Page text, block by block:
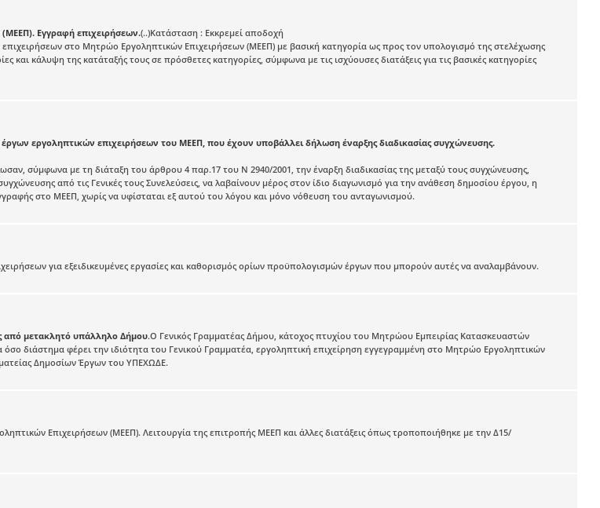
Εγγραφή επιχειρήσεων.(..)Κατάσταση : Εκκρεμεί αποδοχή
στο Μητρώο Εργοληπτικών Επιχειρήσεων (ΜΕΕΠ) με βασική κατηγορία ως προς τον υπολογισμό της στελέχωσης
και κάλυψη της κατάταξής τους σε πρόσθετες κατηγορίες, σύμφωνα με τις ισχύουσες διατάξεις για τις βασικές κατηγορίες
εργοληπτικών επιχειρήσεων του ΜΕΕΠ, που έχουν υποβάλλει δήλωση έναρξης διαδικασίας συγχώνευσης.
σύμφωνα με τη διάταξη του άρθρου 4 παρ.17 του Ν 2940/2001, την έναρξη διαδικασίας της μεταξύ τους συγχώνευσης,
από τις Γενικές τους Συνελεύσεις, να λαβαίνουν μέρος στον ίδιο διαγωνισμό για την ανάθεση δημοσίου έργου, η
στο ΜΕΕΠ, χωρίς να υφίσταται εξ αυτού του λόγου και μόνο νόθευση του ανταγωνισμού.
για εξειδικευμένες εργασίες και καθορισμός ορίων προϋπολογισμών έργων που μπορούν αυτές να αναλαμβάνουν.
από μετακλητό υπάλληλο Δήμου.Ο Γενικός Γραμματέας Δήμου, κάτοχος πτυχίου του Μητρώου Εμπειρίας Κατασκευαστών
όσο διάστημα φέρει την ιδιότητα του Γενικού Γραμματέα, εργοληπτική επιχείρηση εγγεγραμμένη στο Μητρώο Εργοληπτικών
Δημοσίων Έργων του ΥΠΕΧΩΔΕ.
Επιχειρήσεων (ΜΕΕΠ). Λειτουργία της επιτροπής ΜΕΕΠ και άλλες διατάξεις όπως τροποποιήθηκε με την Δ15/